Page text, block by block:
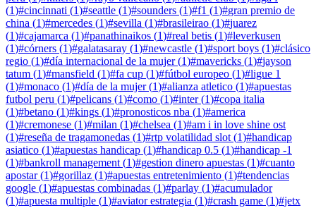
(1)#cincinnati (1)#seattle (1)#sounders (1)#f1 (1)#gran premio de
china (1)#mercedes (1)#sevilla (1)#brasileirao (1)#juarez
(1)#cajamarca (1)#panathinaikos (1)#real betis (1)#leverkusen
(1)#córners (1)#galatasaray (1)#newcastle (1)#sport boys (1)#clásico
regio (1)#día internacional de la mujer(1)#mavericks (1)#jayson
tatum (1)#mansfield (1)#fa cup (1)#fútbol europeo (1)#ligue 1
(1)#monaco (1)#día de la mujer(1)#alianza atletico (1)#apuestas
futbol peru (1)#pelicans (1)#como (1)#inter(1)#copa italia
(1)#betano (1)#kings (1)#pronosticos nba (1)#america
(1)#cremonese (1)#milan (1)#chelsea (1)#am i in love shine ost
(1)#reseña de tragamonedas (1)#rtp volatilidad slot (1)#handicap
asiatico (1)#apuestas handicap (1)#handicap 0.5 (1)#handicap -1
(1)#bankroll management (1)#gestion dinero apuestas (1)#cuanto
apostar(1)#gorillaz (1)#apuestas entretenimiento (1)#tendencias
google (1)#apuestas combinadas (1)#parlay (1)#acumulador
(1)#apuesta multiple (1)#aviator estrategia (1)#crash game (1)#jetx